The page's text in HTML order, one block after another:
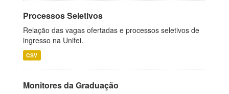
Processos Seletivos
Relação das vagas ofertadas e processos seletivos de
ingresso na Unifei.
CSV
Monitores da Graduação